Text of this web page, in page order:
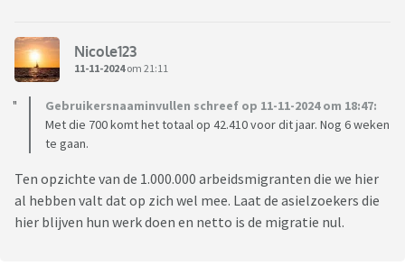
Nicole123
11-11-2024om 21:11
Gebruikersnaaminvullen schreef op 11-11-2024 om 18:47:
Met die 700 komt het totaal op 42.410 voor dit jaar. Nog 6 weken
te gaan.
Ten opzichte van de 1.000.000 arbeidsmigranten die we hier
al hebben valt dat op zich wel mee. Laat de asielzoekers die
hier blijven hun werk doen en netto is de migratie nul.